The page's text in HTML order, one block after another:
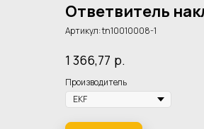
Ответвитель
Артикул:tn10010008-1
1 366,77 р.
Производитель